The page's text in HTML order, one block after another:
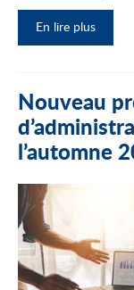
En lire plus
Nouveau
l’automne